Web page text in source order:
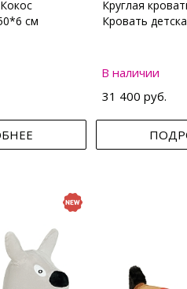
см
Круглая
Кровать
В наличии
31 400 руб.